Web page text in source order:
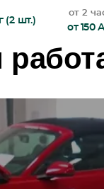
(2 шт.)
от 2
от 150